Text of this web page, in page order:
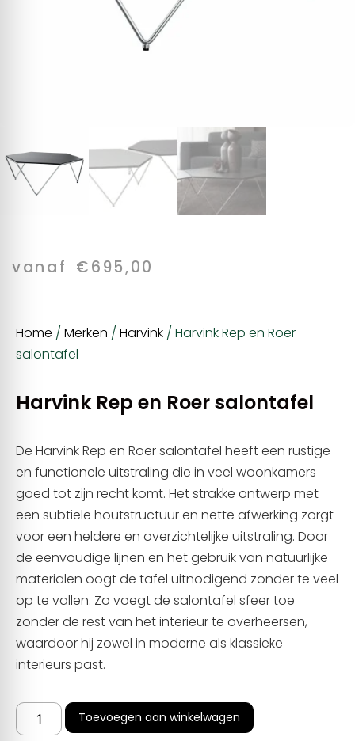
vanaf €695,00
Home /Merken /Harvink / Harvink Rep en Roer
salontafel
Harvink Rep en Roer salontafel
De Harvink Rep en Roer salontafel heeft een rustige
en functionele uitstraling die in veel woonkamers
goed tot zijn recht komt. Het strakke ontwerp met
een subtiele houtstructuur en nette afwerking zorgt
voor een heldere en overzichtelijke uitstraling. Door
de eenvoudige lijnen en het gebruik van natuurlijke
materialen oogt de tafel uitnodigend zonder te veel
op te vallen. Zo voegt de salontafel sfeer toe
zonder de rest van het interieur te overheersen,
waardoor hij zowel in moderne als klassieke
interieurs past.
Toevoegen aan winkelwagen